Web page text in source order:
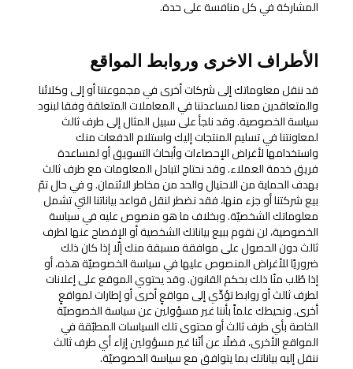
المشاركة في كل منافسة على حدة.
الأطراف الاخرى وروابط المواقع
قد ننقل معلوماتك إلى شركات أخرى في مجموعتنا أو إلى وكلائنا
والمتعاقدين معنا لمساعدتنا في المعاملات المتعلقة وفقا لبنود
سياسة الخصوصية. وقد نلجأ على سبيل المثال إلى طرف ثالث
لمعاونتنا في تسليم المنتجات إليك واستلام الدفعات منك
واستخدامها لأغراض الإحصاءات وأبحاث التسويق أو لمساعدة
فريق خدمة العملاء. وقد نحتاج لتبادل المعلومات مع طرف ثالث
بهدف الحماية من الاحتيال والحد من مخاطر الائتمان. و في حال تمّ
بيع شركتنا أو جزء منها، فقد نضطر لنقل قواعد بياناتنا التي تشمل
معلوماتك الشخصيّة. وبخلاف ما هو منصوص عليه في سياسة
الخصوصية، لن نقوم ببيع بياناتك الشخصية أو الإفصاح عنها لطرف
ثالث دون الحصول على موافقة مسبقة منك إلّا إذا كان ذلك
ضروريًا للأغراض المنصوص عليها في سياسة الخصوصيّة هذه، أو
إذا طُلب منّا ذلك بحكم القانون. وقد يحتوي الموقع على إعلانات
لطرف ثالث أو روابط تؤدِّي إلى مواقعٍ أخرى أو إطارات لمواقعٍ
أخرى. ونحيطك علماً بأننا غير مسؤولين عن سياسة الخصوصيّة
الخاصة بأي طرف ثالث أو محتوى تلك السياسات المطبّقة في
المواقع الأخرى، فضلًا عن أنّنا غير مسؤولين إزاء أي طرف ثالث
ننقل إليه بياناتك بما يتوافق مع سياسة الخصوصيّة.